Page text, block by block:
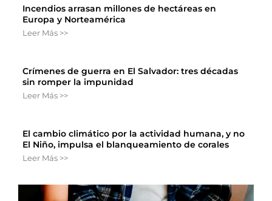
Incendios arrasan millones de hectáreas en
Europa y Norteamérica
Leer Más >>
Crímenes de guerra en El Salvador: tres décadas
sin romper la impunidad
Leer Más >>
El cambio climático por la actividad humana, y no
El Niño, impulsa el blanqueamiento de corales
Leer Más >>